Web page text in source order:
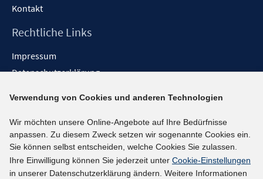
Kontakt
Rechtliche Links
Impressum
Datenschutzerklärung
Barrieren melden
Social-Media-Kanäle
BlueSky
Verwendung von Cookies und anderen Technologien
Wir möchten unsere Online-Angebote auf Ihre Bedürfnisse
anpassen. Zu diesem Zweck setzen wir sogenannte Cookies ein.
Sie können selbst entscheiden, welche Cookies Sie zulassen.
Ihre Einwilligung können Sie jederzeit unter Cookie-Einstellungen
in unserer Datenschutzerklärung ändern. Weitere Informationen